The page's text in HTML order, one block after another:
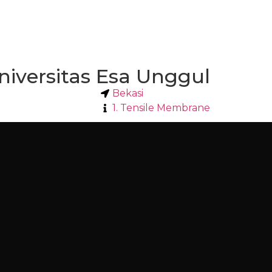
Esa Unggul
Bekasi
1. Tensile Membrane